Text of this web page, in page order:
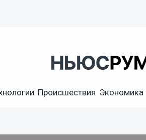
Происшествия Экономика
протестирует новую